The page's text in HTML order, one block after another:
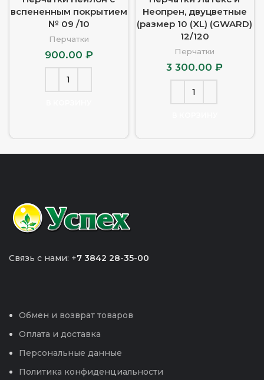
вспененным покрытием
№ 09 /10
Перчатки
900.00 ₽
Неопрен, двуцветные
(размер 10 (XL) (GWARD)
12/120
Перчатки
3 300.00₽
Связь с нами: +7 3842 28-35-00
Обмен и возврат товаров
Оплата и доставка
Персональные данные
Политика конфиденциальности